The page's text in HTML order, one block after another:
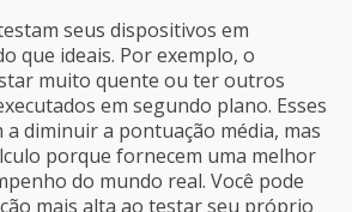
seus dispositivos em
que ideais. Por exemplo, o
muito quente ou ter outros
em segundo plano. Esses
diminuir a pontuação média, mas
porque fornecem uma melhor
do mundo real. Você pode
mais alta ao testar seu próprio